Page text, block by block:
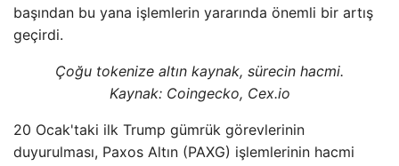
başından bu yana işlemlerin yararında önemli bir artış
geçirdi.
Çoğu tokenize altın kaynak, sürecin hacmi.
Kaynak: Coingecko, Cex.io
20 Ocak'taki ilk Trump gümrük görevlerinin
duyurulması, Paxos Altın (PAXG) işlemlerinin hacmi